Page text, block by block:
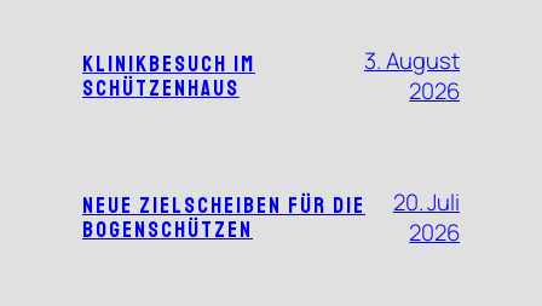
Klinikbesuch im
Schützenhaus
3. August
2026
Neue Zielscheiben für die
Bogenschützen
20. Juli
2026